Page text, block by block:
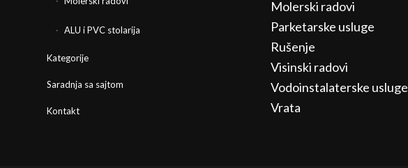
ALU i PVC stolarija
Kategorije
Saradnja sa sajtom
Kontakt
Molerski radovi
Parketarske usluge
Rušenje
Visinski radovi
Vodoinstalaterske usluge
Vrata